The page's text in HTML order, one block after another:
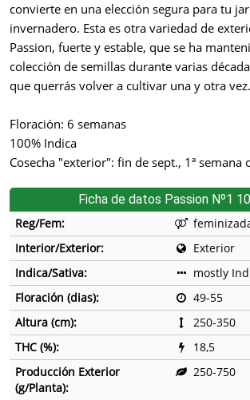
convierte en una elección segura para tu
invernadero. Esta es otra variedad de
Passion, fuerte y estable, que se ha
colección de semillas durante varias
que querrás volver a cultivar una y otra vez.
Floración: 6 semanas
100% Indica
Cosecha "exterior": fin de sept., 1ª semana
Ficha de datos Passion Nº1
Reg/Fem:
Interior/Exterior:
Exterior
Indica/Sativa:
mostly
Floración (dias):
49-55
Altura (cm):
250-350
THC (%):
18,5
Producción Exterior
(g/Planta):
250-750